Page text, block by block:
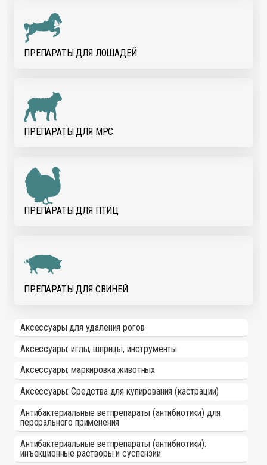
ПРЕПАРАТЫ ДЛЯ ЛОШАДЕЙ
ПРЕПАРАТЫ ДЛЯ МРС
ПРЕПАРАТЫ ДЛЯ ПТИЦ
ПРЕПАРАТЫ ДЛЯ СВИНЕЙ
Аксессуары для удаления рогов
Аксессуары: иглы, шприцы, инструменты
Аксессуары: маркировка животных
Аксессуары: Средства для купирования (кастрации)
Антибактериальные ветпрепараты (антибиотики) для
перорального применения
Антибактериальные ветпрепараты (антибиотики):
инъекционные растворы и суспензии